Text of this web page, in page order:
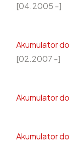
[04.2005 -]
Akumulator do
[02.2007 -]
Akumulator do
Akumulator do